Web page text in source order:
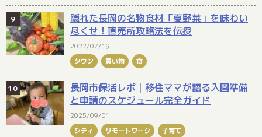
隠れた長岡の名物食材「夏野菜」を味わい
尽くせ！直売所攻略法を伝授
2022/07/19
タウン
買い物 食
長岡市保活レポ｜移住ママが語る入園準備
と申請のスケジュール完全ガイド
2025/09/01
シティ
リモートワーク 子育て